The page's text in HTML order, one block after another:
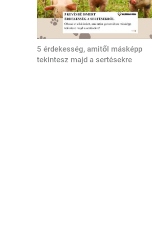
5 érdekesség, amitől másképp
tekintesz majd a sertésekre